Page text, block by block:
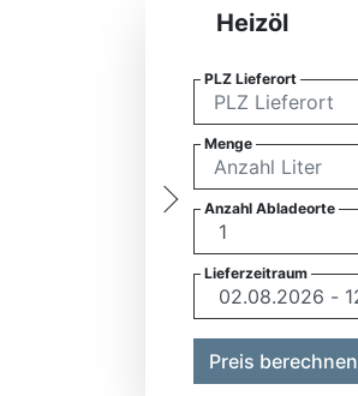
Heizöl
PLZ Lieferort
Menge
Anzahl Abladeorte
Lieferzeitraum
Preis berechnen